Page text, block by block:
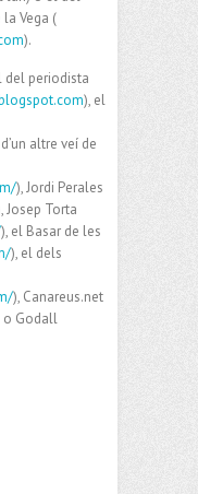
Vega (
).
del periodista
), el
altre veí de
), Jordi Perales
Josep Torta
), el Basar de les
), el dels
), Canareus.net
o Godall